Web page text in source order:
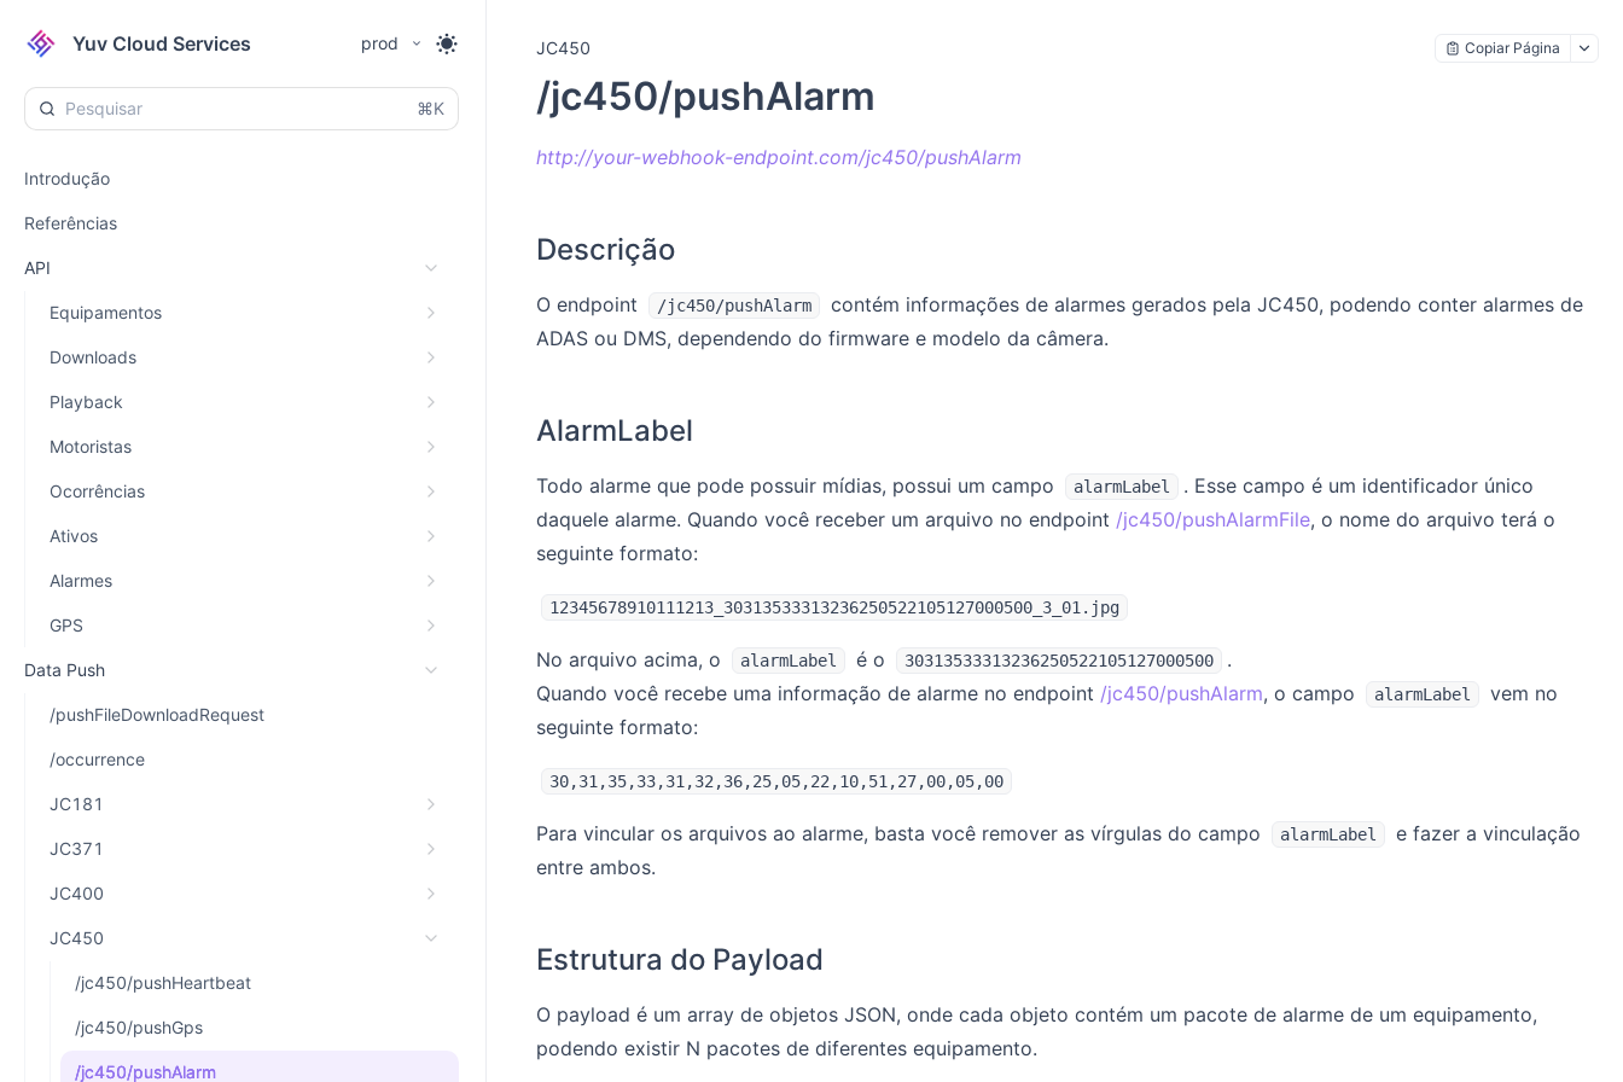
Yuv Cloud Services prod
⌘K
Introdução
Referências
API
Equipamentos
Downloads
Playback
Motoristas
Ocorrências
Ativos
Alarmes
GPS
Data Push
/pushFileDownloadRequest
/occurrence
JC181
JC371
JC400
JC450
/jc450/pushHeartbeat
/jc450/pushGps
/jc450/pushAlarm
JC450 Copiar Página
/jc450/pushAlarm
http://your-webhook-endpoint.com/jc450/pushAlarm
Descrição
O endpoint /jc450/pushAlarm
contém informações de alarmes gerados pela JC450, podendo conter alarmes de
ADAS ou DMS, dependendo do firmware e modelo da câmera.
AlarmLabel
Todo alarme que pode possuir mídias, possui um campo alarmLabel
. Esse campo é um identificador único
daquele alarme. Quando você receber um arquivo no endpoint /jc450/pushAlarmFile, o nome do arquivo terá o
seguinte formato:
12345678910111213_30313533313236250522105127000500_3_01.jpg
No arquivo acima, o alarmLabel é o 30313533313236250522105127000500
.
Quando você recebe uma informação de alarme no endpoint /jc450/pushAlarm, o campo alarmLabel
vem no
seguinte formato:
30,31,35,33,31,32,36,25,05,22,10,51,27,00,05,00
Para vincular os arquivos ao alarme, basta você remover as vírgulas do campo alarmLabel
e fazer a vinculação
entre ambos.
Estrutura do Payload
O payload é um array de objetos JSON, onde cada objeto contém um pacote de alarme de um equipamento,
podendo existir N pacotes de diferentes equipamento.